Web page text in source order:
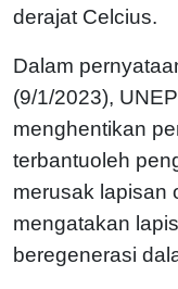
derajat Celcius.
Dalam
(9/1/2023),
menghentikan
terbantuoleh
merusak lapisan
mengatakan
beregenerasi